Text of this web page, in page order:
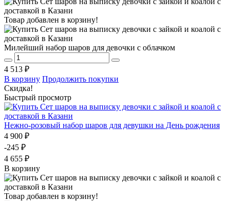
Товар добавлен в корзину!
Милейший набор шаров для девочки с облачком
4 513 ₽
В корзину Продолжить покупки
Скидка!
Быстрый просмотр
Нежно-розовый набор шаров для девушки на День рождения
4 900 ₽
-245 ₽
4 655 ₽
В корзину
Товар добавлен в корзину!